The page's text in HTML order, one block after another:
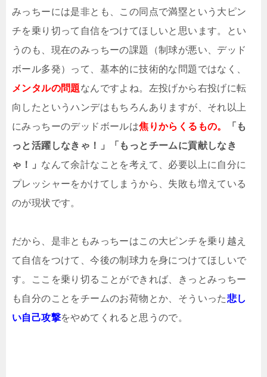
みっちーには是非とも、この同点で満塁という大ピン
チを乗り切って自信をつけてほしいと思います。とい
うのも、現在のみっちーの課題（制球が悪い、デッド
ボール多発）って、基本的に技術的な問題ではなく、
メンタルの問題なんですよね。左投げから右投げに転
向したというハンデはもちろんありますが、それ以上
にみっちーのデッドボールは焦りからくるもの。
「も
っと活躍しなきゃ！」「もっとチームに貢献しなき
ゃ！」 なんて余計なことを考えて、必要以上に自分に
プレッシャーをかけてしまうから、失敗も増えている
のが現状です。
だから、是非ともみっちーはこの大ピンチを乗り越え
て自信をつけて、今後の制球力を身につけてほしいで
す。ここを乗り切ることができれば、きっとみっちー
も自分のことをチームのお荷物とか、そういった悲し
い自己攻撃をやめてくれると思うので。